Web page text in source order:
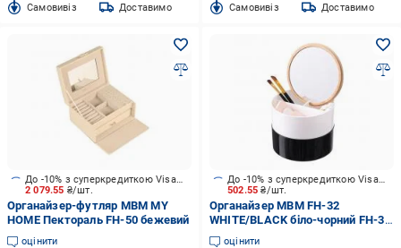
Cамовивіз Доставимо Cамовивіз Доставимо
2 079.55 ₴/шт.
До -10% з суперкредиткою Visa Вигода
Органайзер-футляр МВМ MY
HOME Пектораль FH-50 бежевий
оцінити
502.55₴/шт.
До -10% з суперкредиткою Visa Вигода
Органайзер МВМ FH-32
WHITE/BLACK біло-чорний FH-32
WHITE/BLACK
оцінити